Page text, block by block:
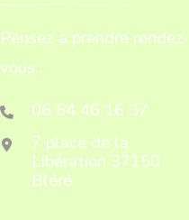
Pensez à prendre rendez-
vous...
06 64 46 16 37
7 place de la
Libération 37150
Bléré